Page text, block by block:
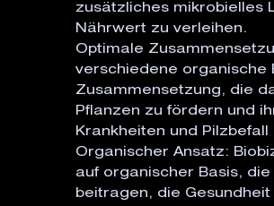
zusätzliches mikrobielles
Nährwert zu verleihen.
Optimale
verschiedene organische
Zusammensetzung, die
Pflanzen zu fördern und
Krankheiten und
Organischer Ansatz:
auf organischer Basis,
beitragen, die